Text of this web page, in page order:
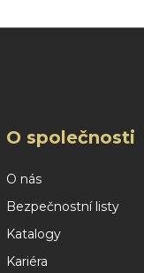
O společnosti
O nás
Bezpečnostní listy
Katalogy
Kariéra